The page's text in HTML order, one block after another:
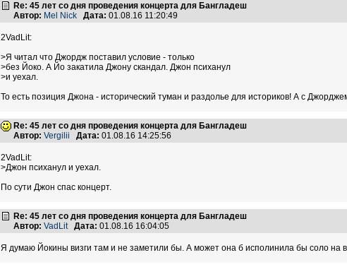
Re: 45 лет со дня проведения концерта для Бангладеш
Автор: Mel Nick Дата: 01.08.16 11:20:49
2VadLit:
>Я читал что Джордж поставил условие - только
>без Йоко. А Йо закатила Джону скандал. Джон психанул
>и уехал.
То есть позиция Джона - исторический туман и раздолье для историков! А с
Re: 45 лет со дня проведения концерта для Бангладеш
Автор: Vergilii Дата: 01.08.16 14:25:56
2VadLit:
>Джон психанул и уехал.
По сути Джон спас концерт.
Re: 45 лет со дня проведения концерта для Бангладеш
Автор: VadLit Дата: 01.08.16 16:04:05
Я думаю Йокины визги там и не заметили бы. А может она б исполинила бы соло на